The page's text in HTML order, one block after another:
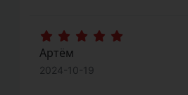
Артём
2024-10-19